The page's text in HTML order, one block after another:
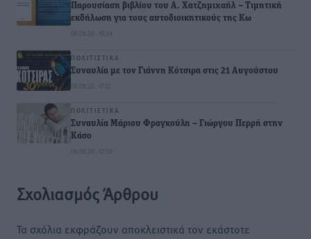
Παρουσίαση βιβλίου του Α. Χατζημιχαήλ – Τιμητική
εκδήλωση για τους αυτοδιοικητικούς της Κω
06.08.26 · 19:24
ΠΟΛΙΤΙΣΤΙΚΆ
Συναυλία με τον Γιάννη Κότσιρα στις 21 Αυγούστου
06.08.26 · 17:12
ΠΟΛΙΤΙΣΤΙΚΆ
Συναυλία Μάριου Φραγκούλη – Γιώργου Περρή στην
Κάσο
Σχολιασμός Άρθρου
Τα σχόλια εκφράζουν αποκλειστικά τον εκάστοτε